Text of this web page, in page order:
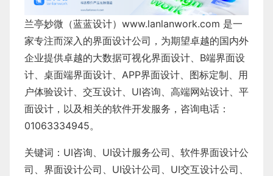
兰亭妙微（蓝蓝设计） www.lanlanwork.com 是一
家专注而深入的界面设计公司，为期望卓越的国内外
企业提供卓越的大数据可视化界面设计
B端界面设
计
桌面端界面设计 APP界面设计 图标定制
用
户体验设计
交互设计 UI咨询 高端网站设计
平
面设计 ，以及相关的软件开发服务，咨询电话：
01063334945。
关键词： UI咨询 UI设计服务公司
软件界面设计公
司、界面设计公司、 UI设计公司 UI交互设计公司